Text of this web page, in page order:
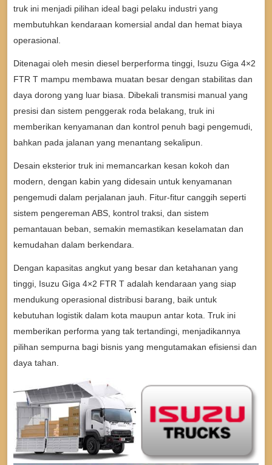
truk ini menjadi pilihan ideal bagi pelaku industri yang
membutuhkan kendaraan komersial andal dan hemat biaya
operasional.
Ditenagai oleh mesin diesel berperforma tinggi, Isuzu Giga 4×2
FTR T mampu membawa muatan besar dengan stabilitas dan
daya dorong yang luar biasa. Dibekali transmisi manual yang
presisi dan sistem penggerak roda belakang, truk ini
memberikan kenyamanan dan kontrol penuh bagi pengemudi,
bahkan pada jalanan yang menantang sekalipun.
Desain eksterior truk ini memancarkan kesan kokoh dan
modern, dengan kabin yang didesain untuk kenyamanan
pengemudi dalam perjalanan jauh. Fitur-fitur canggih seperti
sistem pengereman ABS, kontrol traksi, dan sistem
pemantauan beban, semakin memastikan keselamatan dan
kemudahan dalam berkendara.
Dengan kapasitas angkut yang besar dan ketahanan yang
tinggi, Isuzu Giga 4×2 FTR T adalah kendaraan yang siap
mendukung operasional distribusi barang, baik untuk
kebutuhan logistik dalam kota maupun antar kota. Truk ini
memberikan performa yang tak tertandingi, menjadikannya
pilihan sempurna bagi bisnis yang mengutamakan efisiensi dan
daya tahan.